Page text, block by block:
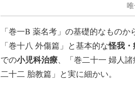
「巻一B 薬名考」の基礎的なもの
「巻十八 外傷篇」と基本的な怪我
での小児科治療 、「巻二十一 婦人
二十二 胎教篇」と実に細かい。